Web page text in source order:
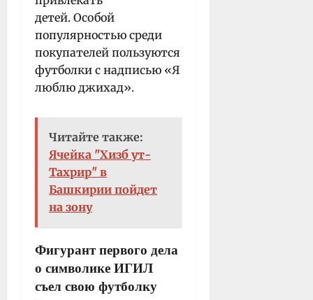
детей. Особой
популярностью среди
покупателей пользуются
футболки с надписью «Я
люблю джихад».
Читайте также:
Ячейка "Хизб ут-
Тахрир" в
Башкирии пойдет
на зону
Фигурант первого дела
о символике ИГИЛ
съел свою футболку